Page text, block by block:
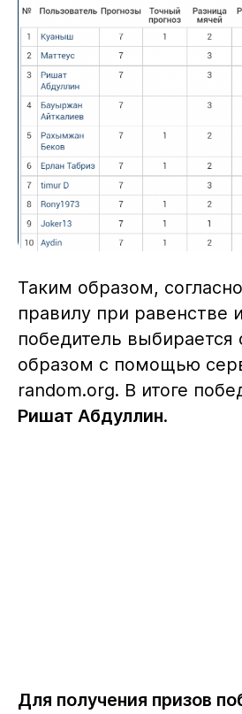
Таким образом,
правилу при равенстве
победитель выбирается
образом с помощью
random.org. В итоге
Ришат Абдуллин.
Для получения призов